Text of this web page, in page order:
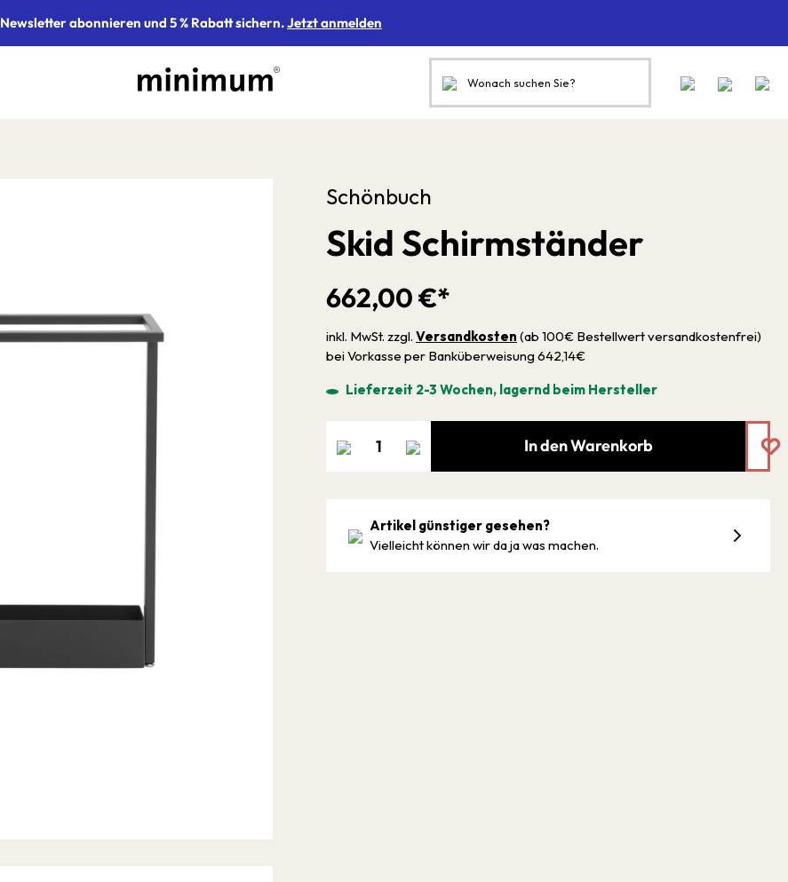
Newsletter abonnieren und 5 % Rabatt sichern.Jetzt anmelden
Schönbuch
Skid Schirmständer
662,00 €*
inkl. MwSt. zzgl. Versandkosten (ab 100€ Bestellwert versandkostenfrei)
bei Vorkasse per Banküberweisung 642,14€
Lieferzeit 2-3 Wochen, lagernd beim Hersteller
In den Warenkorb
Artikel günstiger gesehen?
Vielleicht können wir da ja was machen.